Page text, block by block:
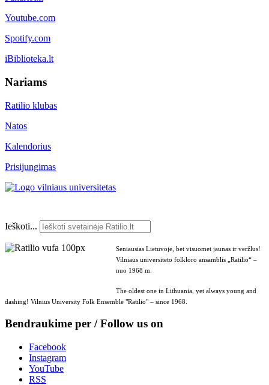
Youtube.com
Spotify.com
iBiblioteka.lt
Nariams
Ratilio klubas
Natos
Kalendorius
Prisijungimas
Ieškoti...
Seniausias Lietuvoje, bet visuomet jaunas ir veržlus!
Vilniaus universiteto folkloro ansamblis „Ratilio“ –
nuo 1968 m.
The oldest one in Lithuania, yet always young and
dashing! Vilnius University Folk Ensemble "Ratilio" – since 1968.
Bendraukime per / Follow us on
Facebook
Instagram
YouTube
RSS